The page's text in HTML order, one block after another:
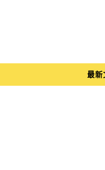
Yuki's
Main最新